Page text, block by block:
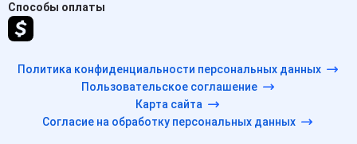
Способы оплаты
Политика конфиденциальности персональных данных
Пользовательское соглашение
Карта сайта
Согласие на обработку персональных данных